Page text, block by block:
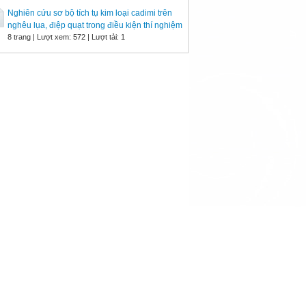
Nghiên cứu sơ bộ tích tụ kim loại cadimi trên
nghêu lụa, điệp quạt trong điều kiện thí nghiệm
8 trang | Lượt xem: 572 | Lượt tải: 1